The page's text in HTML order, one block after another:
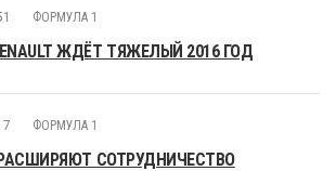
ФОРМУЛА 1
ЖДЁТ ТЯЖЕЛЫЙ 2016 ГОД
ФОРМУЛА 1
РАСШИРЯЮТ СОТРУДНИЧЕСТВО